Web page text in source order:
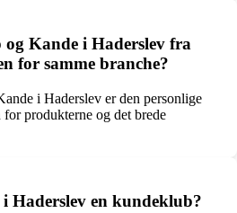
Kande i Haderslev fra
for samme branche?
i Haderslev er den personlige
for produkterne og det brede
Haderslev en kundeklub?